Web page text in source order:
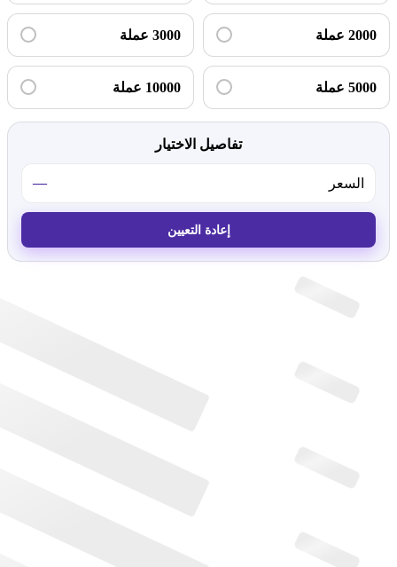
2000 عملة 3000 عملة
5000 عملة 10000 عملة
تفاصيل الاختيار
السعر —
إعادة التعيين